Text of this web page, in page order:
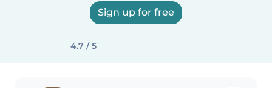
Sign up for free
4.7 / 5